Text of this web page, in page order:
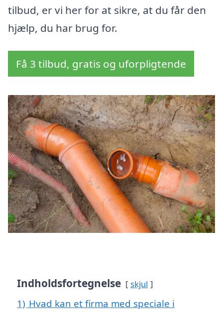
tilbud, er vi her for at sikre, at du får den
hjælp, du har brug for.
Få 3 tilbud, gratis og uforpligtende
Indholdsfortegnelse skjul
1) Hvad kan et firma med speciale i